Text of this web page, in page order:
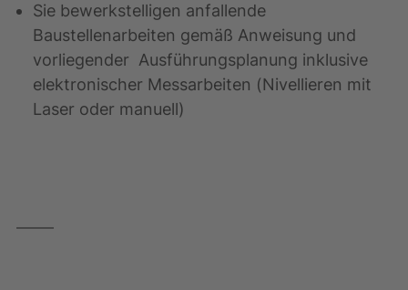
Sie bewerkstelligen anfallende
Baustellenarbeiten gemäß Anweisung und
vorliegender Ausführungsplanung inklusive
elektronischer Messarbeiten (Nivellieren mit
Laser oder manuell)